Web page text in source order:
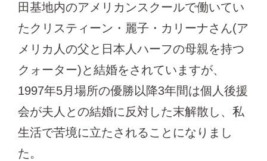
田基地内のアメリカンスクールで働いてい
たクリスティーン・麗子・カリーナさん(ア
メリカ人の父と日本人ハーフの母親を持つ
クォーター)と結婚をされていますが、
1997年5月場所の優勝以降3年間は個人後援
会が夫人との結婚に反対した末解散し、私
生活で苦境に立たされることになりまし
た。